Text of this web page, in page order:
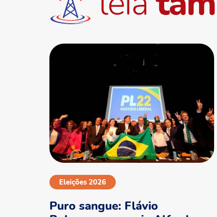
Eleições 2026
Puro sangue: Flávio